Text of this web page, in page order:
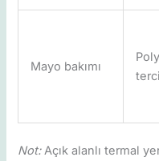
Mayo bakımı
Not:Açık alanlı termal